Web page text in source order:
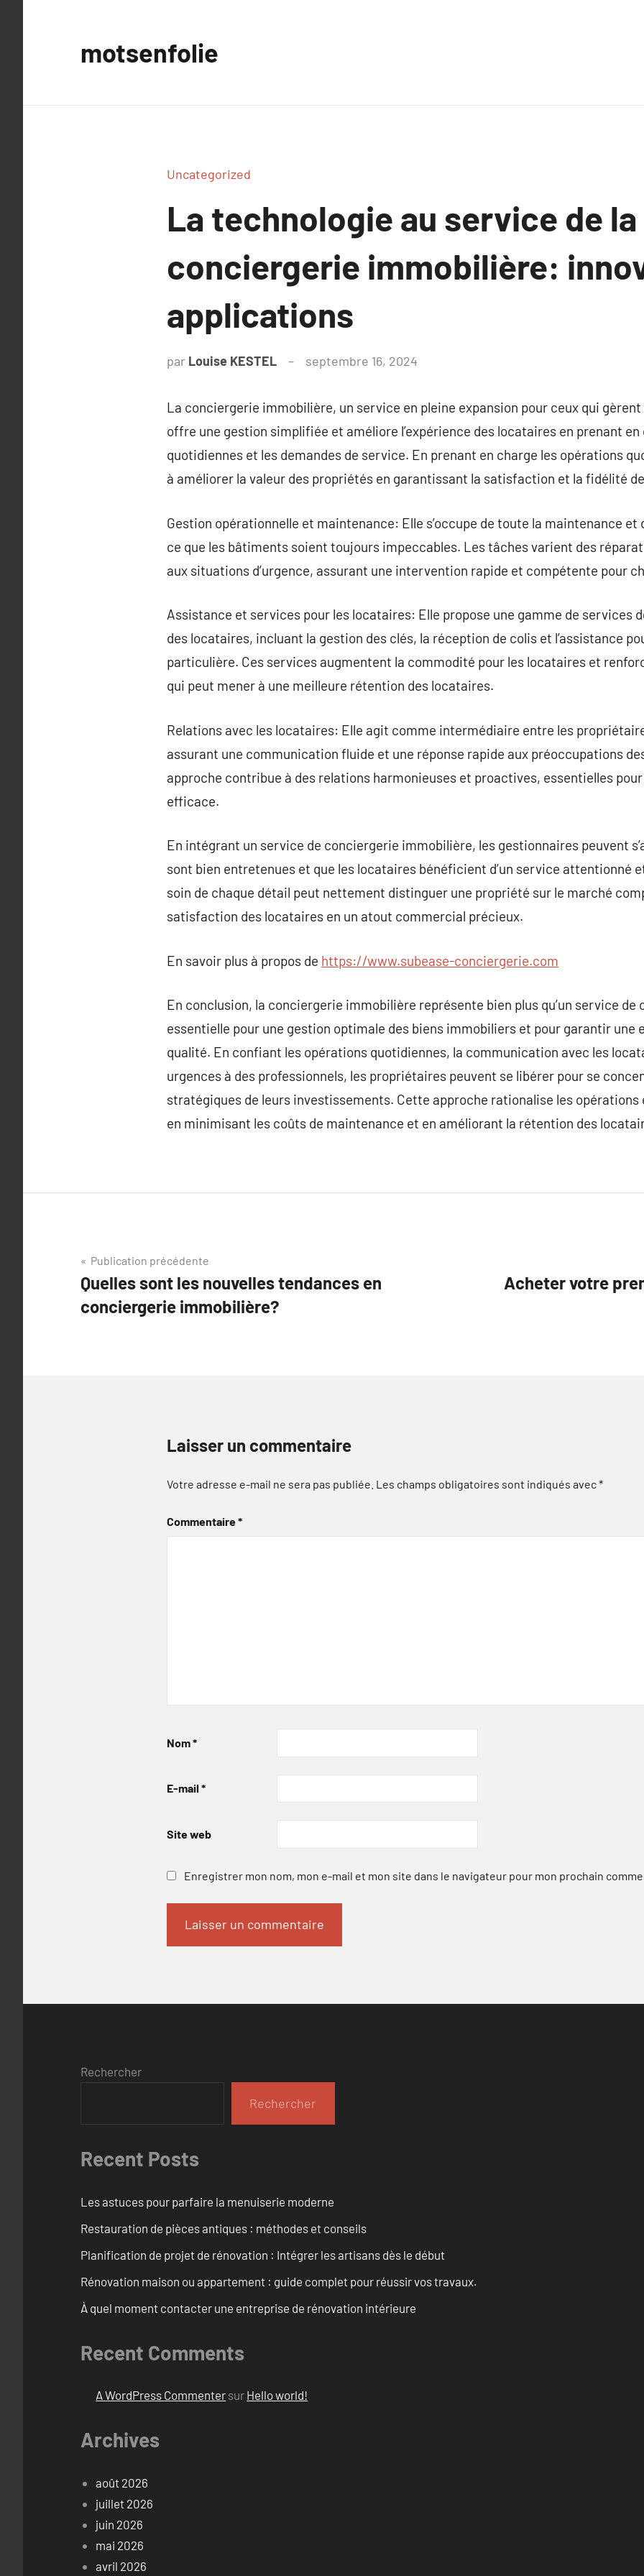
motsenfolie
Uncategorized
La technologie au service de la
conciergerie immobilière:
applications
par Louise KESTEL septembre 16, 2024
La conciergerie immobilière, un service en pleine expansion pour ceux qui
offre une gestion simplifiée et améliore l’expérience des locataires en prenant
quotidiennes et les demandes de service. En prenant en charge les opérations
à améliorer la valeur des propriétés en garantissant la satisfaction et la fidélité
Gestion opérationnelle et maintenance: Elle s’occupe de toute la maintenance
ce que les bâtiments soient toujours impeccables. Les tâches varient des
aux situations d’urgence, assurant une intervention rapide et compétente pour
Assistance et services pour les locataires: Elle propose une gamme de services
des locataires, incluant la gestion des clés, la réception de colis et l’assistance
particulière. Ces services augmentent la commodité pour les locataires et
qui peut mener à une meilleure rétention des locataires.
Relations avec les locataires: Elle agit comme intermédiaire entre les
assurant une communication fluide et une réponse rapide aux préoccupations
approche contribue à des relations harmonieuses et proactives, essentielles
efficace.
En intégrant un service de conciergerie immobilière, les gestionnaires peuvent
sont bien entretenues et que les locataires bénéficient d’un service attentionné
soin de chaque détail peut nettement distinguer une propriété sur le marché
satisfaction des locataires en un atout commercial précieux.
En savoir plus à propos de https://www.subease-conciergerie.com
En conclusion, la conciergerie immobilière représente bien plus qu’un service de
essentielle pour une gestion optimale des biens immobiliers et pour garantir une
qualité. En confiant les opérations quotidiennes, la communication avec les
urgences à des professionnels, les propriétaires peuvent se libérer pour se
stratégiques de leurs investissements. Cette approche rationalise les
en minimisant les coûts de maintenance et en améliorant la rétention des
Navigation
de
l’article
Publication précédente
Quelles sont les nouvelles tendances en
conciergerie immobilière?
Acheter votre
Laisser un commentaire
Votre adresse e-mail ne sera pas publiée. Les champs obligatoires sont indiqués avec*
Commentaire*
Nom*
E-mail *
Site web
Enregistrer mon nom, mon e-mail et mon site dans le navigateur pour mon prochain
Rechercher
Rechercher
Recent Posts
Les astuces pour parfaire la menuiserie moderne
Restauration de pièces antiques : méthodes et conseils
Planification de projet de rénovation : Intégrer les artisans dès le début
Rénovation maison ou appartement : guide complet pour réussir vos travaux.
À quel moment contacter une entreprise de rénovation intérieure
Recent Comments
A WordPress Commenter sur Hello world!
Archives
août 2026
juillet 2026
juin 2026
mai 2026
avril 2026